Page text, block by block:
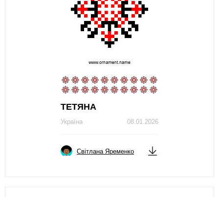
ТЕТЯНА
08.01.2026
Україна
Світлана Яременко